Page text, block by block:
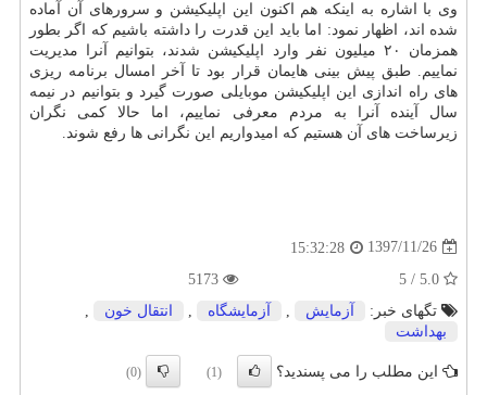
وی با اشاره به اینكه هم اكنون این اپلیكیشن و سرورهای آن آماده
شده اند، اظهار نمود: اما باید این قدرت را داشته باشیم كه اگر بطور
همزمان ۲۰ میلیون نفر وارد اپلیكیشن شدند، بتوانیم آنرا مدیریت
نماییم. طبق پیش بینی هایمان قرار بود تا آخر امسال برنامه ریزی
های راه اندازی این اپلیكیشن موبایلی صورت گیرد و بتوانیم در نیمه
سال آینده آنرا به مردم معرفی نماییم، اما حالا كمی نگران
زیرساخت های آن هستیم كه امیدواریم این نگرانی ها رفع شوند.
1397/11/26
15:32:28
تگهای خبر:
آزمایش , آزمایشگاه , انتقال خون
,
بهداشت
این مطلب را می پسندید؟ (1)
(0)